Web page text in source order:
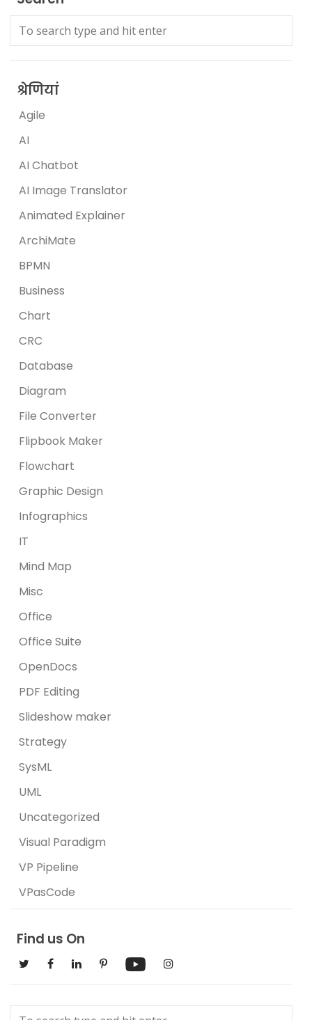
श्रेणियां
Agile
AI
AI Chatbot
AI Image Translator
Animated Explainer
ArchiMate
BPMN
Business
Chart
CRC
Database
Diagram
File Converter
Flipbook Maker
Flowchart
Graphic Design
Infographics
IT
Mind Map
Misc
Office
Office Suite
OpenDocs
PDF Editing
Slideshow maker
Strategy
SysML
UML
Uncategorized
Visual Paradigm
VP Pipeline
VPasCode
Find us On